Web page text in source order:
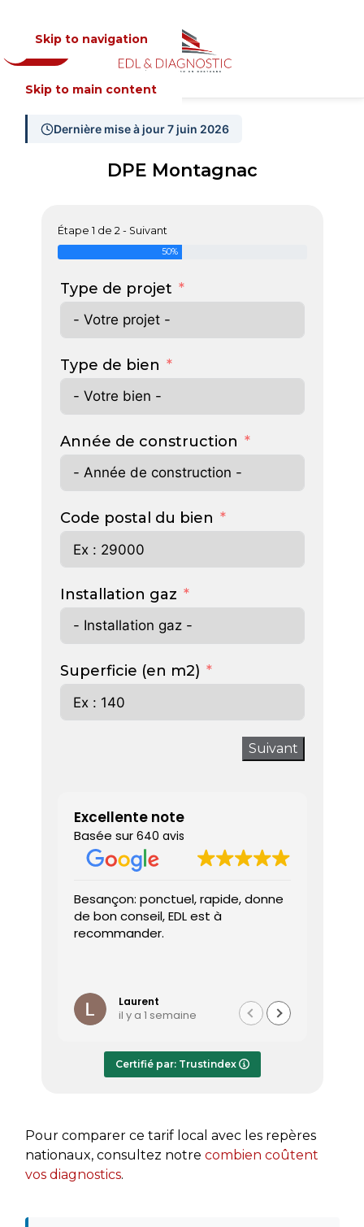
Skip to navigation
Skip to main content
MENU
Dernière mise à jour 7 juin 2026
DPE Montagnac
Étape 1 de 2 - Suivant
50%
Type de projet
Type de bien
Année de construction
Code postal du bien
Installation gaz
Superficie (en m2)
Suivant
Excellente note
Basée sur 640 avis
Besançon: ponctuel, rapide, donne
de bon conseil, EDL est à
recommander.
Laurent
il y a 1 semaine
Certifié par: Trustindex
Pour comparer ce tarif local avec les repères
nationaux, consultez notre combien coûtent
vos diagnostics.